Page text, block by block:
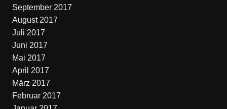
September 2017
August 2017
Juli 2017
Juni 2017
Mai 2017
April 2017
März 2017
Februar 2017